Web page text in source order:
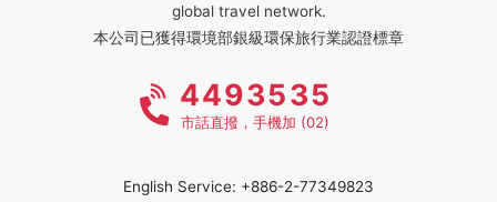
global travel network.
本公司已獲得環境部銀級環保旅行業認證標章
4493535
市話直撥，手機加 (02)
English Service: +886-2-77349823